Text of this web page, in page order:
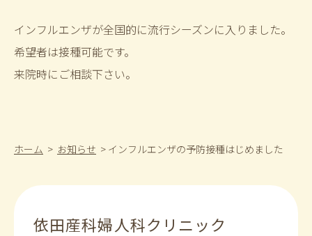
インフルエンザが全国的に流行シーズンに入りました。
希望者は接種可能です。
来院時にご相談下さい。
ホーム > お知らせ > インフルエンザの予防接種はじめました
依田産科婦人科クリニック